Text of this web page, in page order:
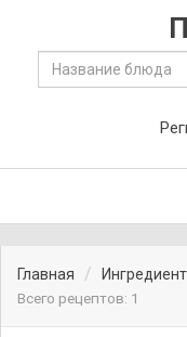
Главная
Всего рецептов: 1